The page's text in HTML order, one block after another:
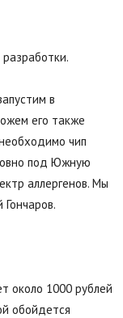
в
его также
чип
под Южную
аллергенов. Мы
около 1000 рублей
обойдется